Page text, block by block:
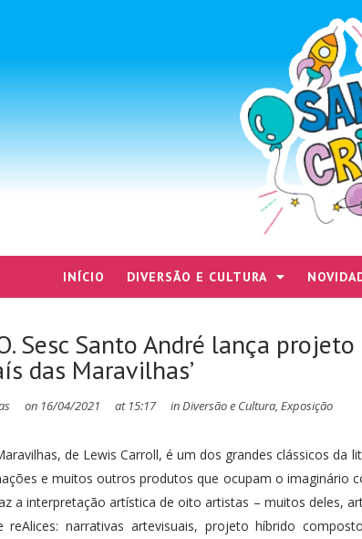
INÍCIO DIVERSÃO E CULTURA
Sesc Santo André lança
das Maravilhas’
on 16/04/2021 at 15:17 inDiversão e Cultura, Exposição
de Lewis Carroll, é um dos grandes clássicos da
e muitos outros produtos que ocupam o imaginário
a interpretação artística de oito artistas – muitos deles,
narrativas artevisuais, projeto híbrido